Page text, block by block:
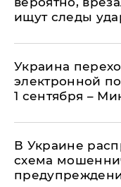
ищут следы
Украина
электронной
1 сентября –
В Украине
схема